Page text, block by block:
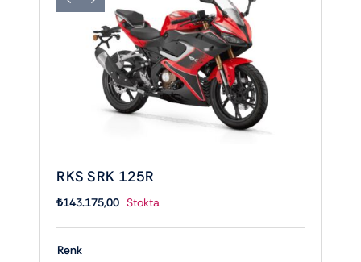
RKS SRK 125R
₺143.175,00 Stokta
Renk